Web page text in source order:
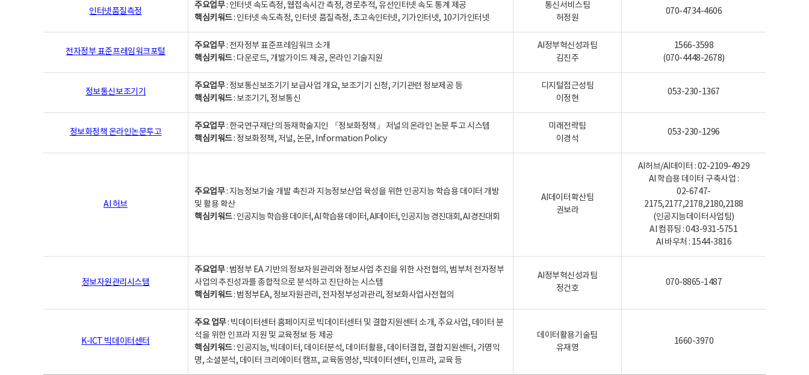
인터넷품질측정
주요업무: 인터넷 속도측정, 웹접속시간 측정, 경로추적, 유선인터넷 속도 통계 제공
핵심키워드: 인터넷 속도측정, 인터넷 품질측정, 초고속인터넷, 기가인터넷, 10기가인터넷
통신서비스팀
허정원
070-4734-4606
전자정부 표준프레임워크포털
주요업무: 전자정부 표준프레임워크 소개
핵심키워드: 다운로드, 개발가이드 제공, 온라인 기술지원
AI정부혁신성과팀
김진주
1566-3598
(070-4448-2678)
정보통신보조기기
주요업무: 정보통신보조기기 보급사업 개요, 보조기기 신청, 기기관련 정보제공 등
핵심키워드: 보조기기, 정보통신
디지털접근성팀
이정현
053-230-1367
정보화정책 온라인논문투고
주요업무: 한국연구재단의 등재학술지인 『정보화정책』 저널의 온라인 논문 투고 시스템
핵심키워드: 정보화정책, 저널, 논문, Information Policy
미래전략팀
이경석
053-230-1296
AI 허브
주요업무: 지능정보기술 개발 촉진과 지능정보산업 육성을 위한 인공지능 학습용 데이터 개방
및 활용 확산
핵심키워드: 인공지능 학습용 데이터, AI 학습용 데이터, AI데이터, 인공지능 경진대회, AI 경진대회
AI데이터확산팀
권보라
AI허브/AI데이터 : 02-2109-4929
AI 학습용 데이터 구축사업 :
02-6747-
2175,2177,2178,2180,2188
(인공지능데이터사업팀)
AI 컴퓨팅 : 043-931-5751
AI 바우처 : 1544-3816
정보자원관리시스템
주요업무: 범정부 EA 기반의 정보자원관리와 정보사업 추진을 위한 사전협의, 범부처 전자정부
사업의 추진성과를 종합적으로 분석하고 진단하는 시스템
핵심키워드: 범정부EA, 정보자원관리, 전자정부성과관리, 정보화사업사전협의
AI정부혁신성과팀
정건호
070-8865-1487
K-ICT 빅데이터센터
주요 업무: 빅데이터센터 홈페이지로 빅데이터센터 및 결합지원센터 소개, 주요사업, 데이터 분
석을 위한 인프라 지원 및 교육정보 등 제공
핵심키워드: 인공지능, 빅데이터, 데이터분석, 데이터활용, 데이터결합, 결합지원센터, 가명익
명, 소셜분석, 데이터 크리에이터 캠프, 교육동영상, 빅데이터센터, 인프라, 교육 등
데이터활용기술팀
유재영
1660-3970